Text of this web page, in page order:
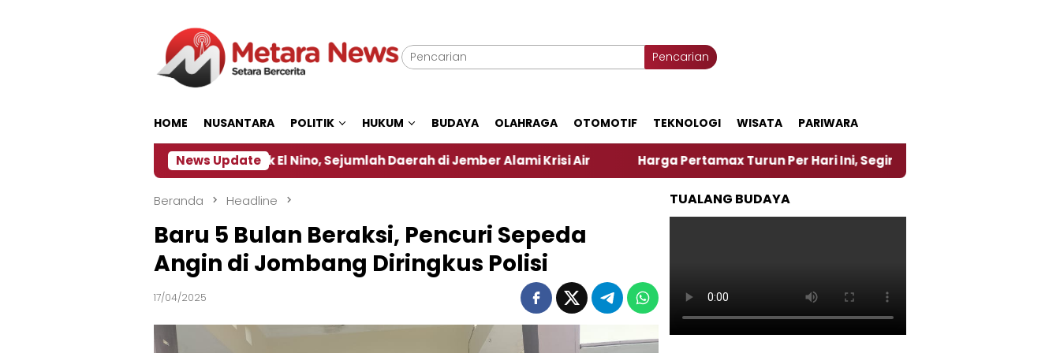
Pencarian
HOME NUSANTARA POLITIK HUKUM BUDAYA OLAHRAGA OTOMOTIF TEKNOLOGI WISATA PARIWARA
News Update
Dampak El Nino, Sejumlah Daerah di Jember Alami Krisi Air Harga Pertamax Turun Per Hari Ini, Segini Harganya
Beranda Headline
Baru 5 Bulan Beraksi, Pencuri Sepeda
Angin di Jombang Diringkus Polisi
17/04/2025
TUALANG BUDAYA